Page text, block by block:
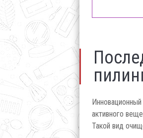
активного
Такой вид